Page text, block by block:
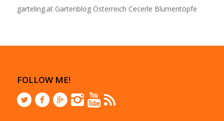
garteling.at Gartenblog Österreich Cecerle Blumentöpfe
FOLLOW ME!